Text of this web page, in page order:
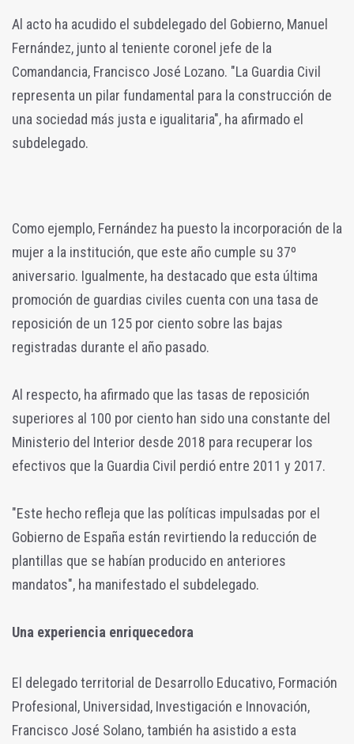
Al acto ha acudido el subdelegado del Gobierno, Manuel
Fernández, junto al teniente coronel jefe de la
Comandancia, Francisco José Lozano. "La Guardia Civil
representa un pilar fundamental para la construcción de
una sociedad más justa e igualitaria", ha afirmado el
subdelegado.
Como ejemplo, Fernández ha puesto la incorporación de la
mujer a la institución, que este año cumple su 37º
aniversario. Igualmente, ha destacado que esta última
promoción de guardias civiles cuenta con una tasa de
reposición de un 125 por ciento sobre las bajas
registradas durante el año pasado.
Al respecto, ha afirmado que las tasas de reposición
superiores al 100 por ciento han sido una constante del
Ministerio del Interior desde 2018 para recuperar los
efectivos que la Guardia Civil perdió entre 2011 y 2017.
"Este hecho refleja que las políticas impulsadas por el
Gobierno de España están revirtiendo la reducción de
plantillas que se habían producido en anteriores
mandatos", ha manifestado el subdelegado.
Una experiencia enriquecedora
El delegado territorial de Desarrollo Educativo, Formación
Profesional, Universidad, Investigación e Innovación,
Francisco José Solano, también ha asistido a esta